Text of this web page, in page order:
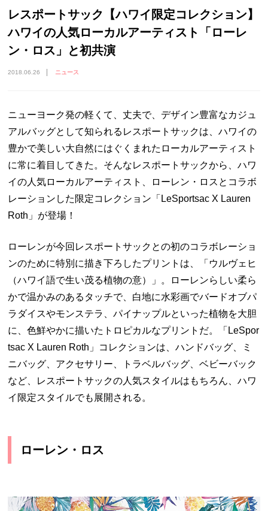
レスポートサック【ハワイ限定コレクション】
ハワイの人気ローカルアーティスト「ローレ
ン・ロス」と初共演
2018.06.26 ニュース
ニューヨーク発の軽くて、丈夫で、デザイン豊富なカジュ
アルバッグとして知られるレスポートサックは、ハワイの
豊かで美しい大自然にはぐくまれたローカルアーティスト
に常に着目してきた。そんなレスポートサックから、ハワ
イの人気ローカルアーティスト、ローレン・ロスとコラボ
レーションした限定コレクション「LeSportsac X Lauren
Roth」が登場！
ローレンが今回レスポートサックとの初のコラボレーショ
ンのために特別に描き下ろしたプリントは、「ウルヴェヒ
（ハワイ語で生い茂る植物の意）」。ローレンらしい柔ら
かで温かみのあるタッチで、白地に水彩画でバードオブパ
ラダイスやモンステラ、パイナップルといった植物を大胆
に、色鮮やかに描いたトロピカルなプリントだ。「LeSpor
tsac X Lauren Roth」コレクションは、ハンドバッグ、ミ
ニバッグ、アクセサリー、トラベルバッグ、ベビーバック
など、レスポートサックの人気スタイルはもちろん、ハワ
イ限定スタイルでも展開される。
ローレン・ロス